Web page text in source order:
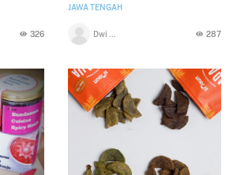
326
JAWA TENGAH
287